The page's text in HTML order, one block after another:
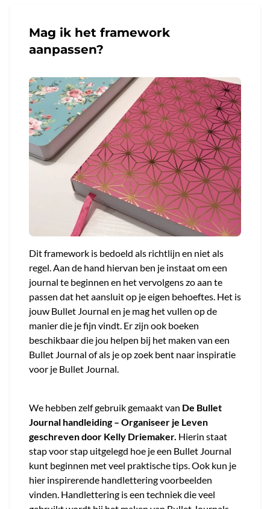
Mag ik het framework
aanpassen?
Dit framework is bedoeld als richtlijn en niet als
regel. Aan de hand hiervan ben je instaat om een
journal te beginnen en het vervolgens zo aan te
passen dat het aansluit op je eigen behoeftes. Het is
jouw Bullet Journal en je mag het vullen op de
manier die je fijn vindt. Er zijn ook boeken
beschikbaar die jou helpen bij het maken van een
Bullet Journal of als je op zoek bent naar inspiratie
voor je Bullet Journal.
We hebben zelf gebruik gemaakt van De Bullet
Journal handleiding – Organiseer je Leven
geschreven door Kelly Driemaker. Hierin staat
stap voor stap uitgelegd hoe je een Bullet Journal
kunt beginnen met veel praktische tips. Ook kun je
hier inspirerende handlettering voorbeelden
vinden. Handlettering is een techniek die veel